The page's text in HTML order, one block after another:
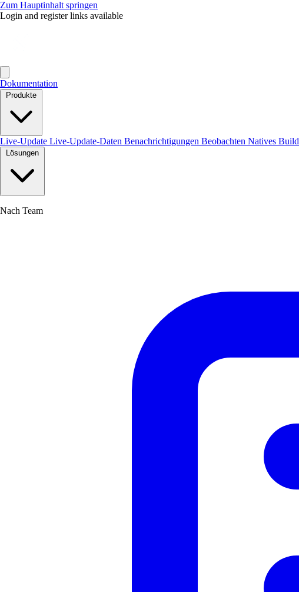
Zum Hauptinhalt springen
Login and register links available
Dokumentation
Produkte
Live-Update Live-Update-Daten Benachrichtigungen Beobachten Natives Build
Lösungen
Nach Team